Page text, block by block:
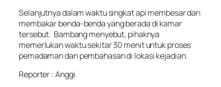
Selanjutnya dalam waktu singkat api membesar dan
membakar benda-benda yang berada di kamar
tersebut. Bambang menyebut, pihaknya
memerlukan waktu sekitar 30 menit untuk proses
pemadaman dan pembahasan di lokasi kejadian.
Reporter : Anggi